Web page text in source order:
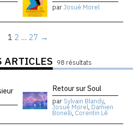
parJosué Morel
1 2 … 27 →
ARTICLES 98 résultats
Retour sur Soul
par Sylvain Blandy,
Josué Morel, Damien
Bonelli, Corentin Lê